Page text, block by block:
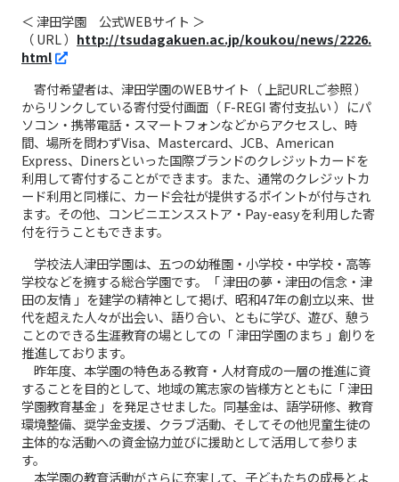
＜ 津田学園 公式WEBサイト ＞
（ URL ） http://tsudagakuen.ac.jp/koukou/news/2226.
html
寄付希望者は、津田学園のWEBサイト（ 上記URLご参照 ）
からリンクしている寄付受付画面（ F-REGI 寄付支払い ）にパ
ソコン・携帯電話・スマートフォンなどからアクセスし、時
間、場所を問わずVisa、Mastercard、JCB、American
Express、Dinersといった国際ブランドのクレジットカードを
利用して寄付することができます。また、通常のクレジットカ
ード利用と同様に、カード会社が提供するポイントが付与され
ます。その他、コンビニエンスストア・Pay-easyを利用した寄
付を行うこともできます。
学校法人津田学園は、五つの幼稚園・小学校・中学校・高等
学校などを擁する総合学園です。「 津田の夢・津田の信念・津
田の友情 」を建学の精神として掲げ、昭和47年の創立以来、世
代を超えた人々が出会い、語り合い、ともに学び、遊び、憩う
ことのできる生涯教育の場としての「 津田学園のまち 」創りを
推進しております。
昨年度、本学園の特色ある教育・人材育成の一層の推進に資
することを目的として、地域の篤志家の皆様方とともに「 津田
学園教育基金 」を発足させました。同基金は、語学研修、教育
環境整備、奨学金支援、クラブ活動、そしてその他児童生徒の
主体的な活動への資金協力並びに援助として活用して参りま
す。
本学園の教育活動がさらに充実して、子どもたちの成長とよ